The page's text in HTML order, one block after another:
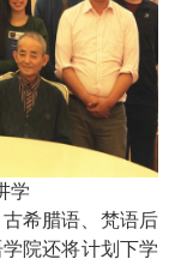
学
希腊语、梵语后
院还将计划下学